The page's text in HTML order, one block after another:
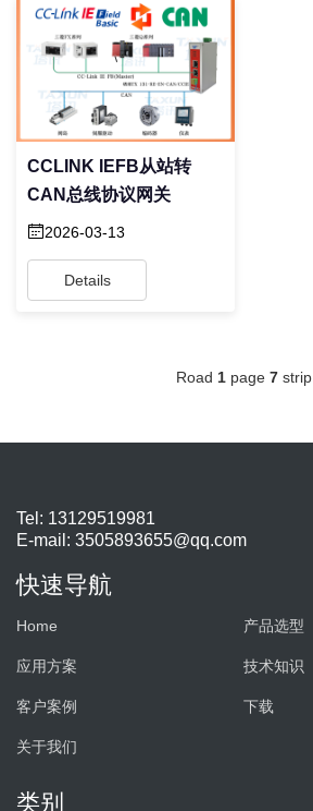
CCLINK IEFB从站转
CAN总线协议网关
2026-03-13
Details
Road 1page 7strip
Tel: 13129519981
E-mail: 3505893655@qq.com
快速导航
Home 产品选型
应用方案 技术知识
客户案例 下载
关于我们
类别